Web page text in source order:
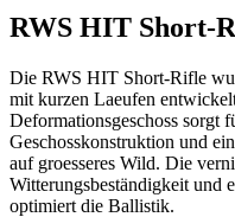
RWS HIT Short-
Die RWS HIT Short-Rifle
mit kurzen Laeufen
Deformationsgeschoss sorgt
Geschosskonstruktion und
auf groesseres Wild. Die
Witterungsbeständigkeit und
optimiert die Ballistik.